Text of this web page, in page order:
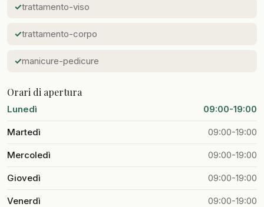
trattamento-viso
trattamento-corpo
manicure-pedicure
Orari di apertura
Lunedì 09:00-19:00
Martedì 09:00-19:00
Mercoledì 09:00-19:00
Giovedì 09:00-19:00
Venerdì 09:00-19:00